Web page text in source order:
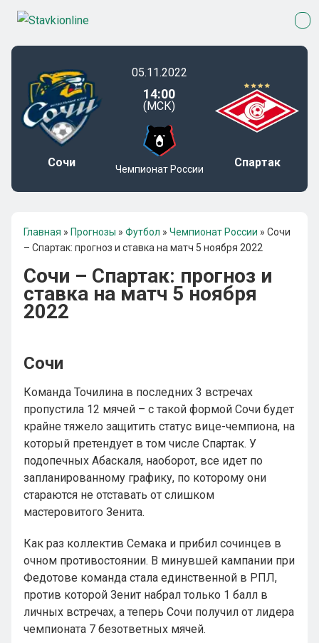
Сочи
05.11.2022
14:00
(МСК)
Чемпионат России Спартак
Главная » Прогнозы » Футбол » Чемпионат России » Сочи
– Спартак: прогноз и ставка на матч 5 ноября 2022
Сочи – Спартак: прогноз и
ставка на матч 5 ноября
2022
Сочи
Команда Точилина в последних 3 встречах
пропустила 12 мячей – с такой формой Сочи будет
крайне тяжело защитить статус вице-чемпиона, на
который претендует в том числе Спартак. У
подопечных Абаскаля, наоборот, все идет по
запланированному графику, по которому они
стараются не отставать от слишком
мастеровитого Зенита.
Как раз коллектив Семака и прибил сочинцев в
очном противостоянии. В минувшей кампании при
Федотове команда стала единственной в РПЛ,
против которой Зенит набрал только 1 балл в
личных встречах, а теперь Сочи получил от лидера
чемпионата 7 безответных мячей.